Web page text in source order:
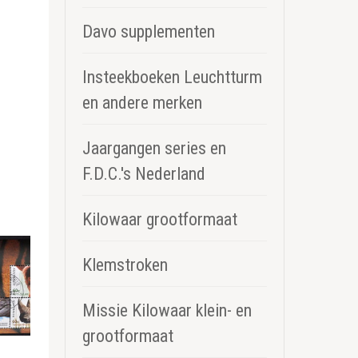
Davo supplementen
Insteekboeken Leuchtturm
en andere merken
Jaargangen series en
F.D.C.'s Nederland
Kilowaar grootformaat
Klemstroken
Missie Kilowaar klein- en
grootformaat